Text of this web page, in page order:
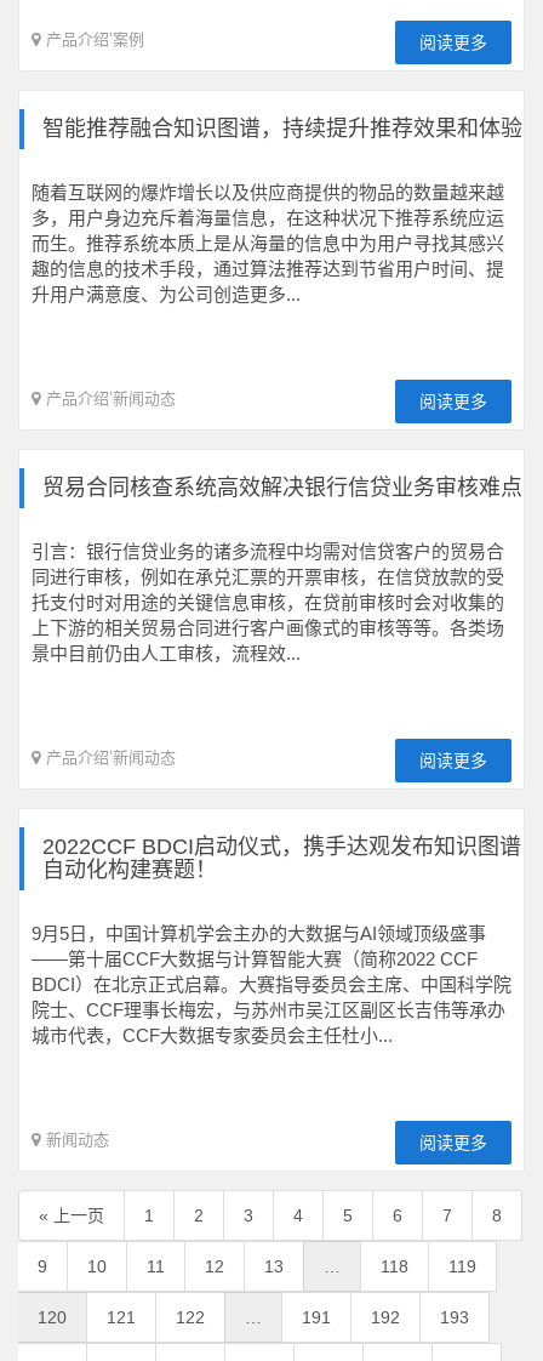
产品介绍’案例 阅读更多
智能推荐融合知识图谱，持续提升推荐效果和体验
随着互联网的爆炸增长以及供应商提供的物品的数量越来越
多，用户身边充斥着海量信息，在这种状况下推荐系统应运
而生。推荐系统本质上是从海量的信息中为用户寻找其感兴
趣的信息的技术手段，通过算法推荐达到节省用户时间、提
升用户满意度、为公司创造更多...
产品介绍’新闻动态 阅读更多
贸易合同核查系统高效解决银行信贷业务审核难点
引言：银行信贷业务的诸多流程中均需对信贷客户的贸易合
同进行审核，例如在承兑汇票的开票审核，在信贷放款的受
托支付时对用途的关键信息审核，在贷前审核时会对收集的
上下游的相关贸易合同进行客户画像式的审核等等。各类场
景中目前仍由人工审核，流程效...
产品介绍’新闻动态 阅读更多
2022CCF BDCI启动仪式，携手达观发布知识图谱
自动化构建赛题！
9月5日，中国计算机学会主办的大数据与AI领域顶级盛事
——第十届CCF大数据与计算智能大赛（简称2022 CCF
BDCI）在北京正式启幕。大赛指导委员会主席、中国科学院
院士、CCF理事长梅宏，与苏州市吴江区副区长吉伟等承办
城市代表，CCF大数据专家委员会主任杜小...
新闻动态 阅读更多
« 上一页 1 2 3 4 5 6 7 8
9 10 11 12 13 118 119
120 121 122 191 192 193